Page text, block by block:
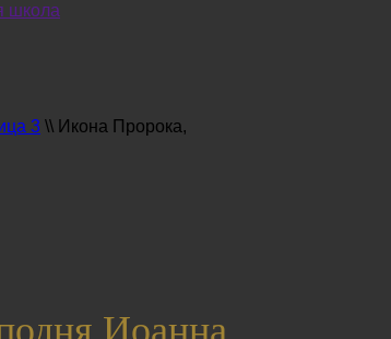
школа
3 \\ Икона Пророка,
Иоанна